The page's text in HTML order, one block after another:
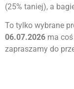
(25% taniej), a
To tylko wybrane
06.07.2026 ma
zapraszamy do